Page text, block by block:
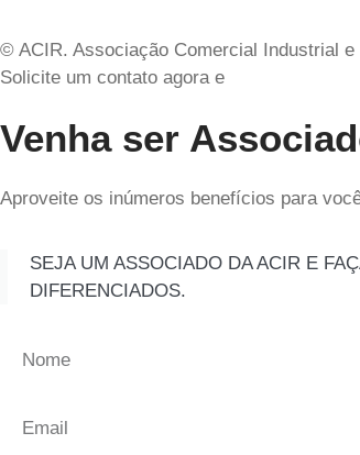
© ACIR. Associação Comercial Industrial
Solicite um contato agora e
Venha ser
Aproveite os inúmeros benefícios para
SEJA UM ASSOCIADO DA ACIR E
DIFERENCIADOS.